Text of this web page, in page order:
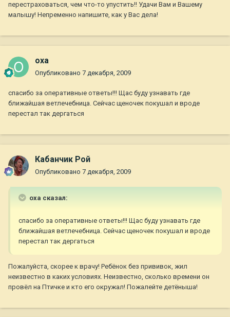
перестраховаться, чем что-то упустить!! Удачи Вам и Вашему
малышу! Непременно напишите, как у Вас дела!
oxa
Опубликовано 7 декабря, 2009
спасибо за оперативные ответы!!! Щас буду узнавать где
ближайшая ветлечебница. Сейчас щеночек покушал и вроде
перестал так дергаться
Кабанчик Рой
Опубликовано 7 декабря, 2009
oxa сказал:
спасибо за оперативные ответы!!! Щас буду узнавать где
ближайшая ветлечебница. Сейчас щеночек покушал и вроде
перестал так дергаться
Пожалуйста, скорее к врачу! Ребёнок без прививок, жил
неизвестно в каких условиях. Неизвестно, сколько времени он
провёл на Птичке и кто его окружал! Пожалейте детёныша!